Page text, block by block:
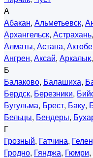
А
Абакан, Альметьевск,
Архангельск, Астрахань,
Алматы, Астана, Актобе
Ангрен, Аксай, Аркалык,
Б
Балаково, Балашиха,
Бердск, Березники,
Бугульма, Брест, Баку,
Бельцы, Бендеры,
Г
Грозный, Гатчина,
Гродно, Гянджа, Гюмри,